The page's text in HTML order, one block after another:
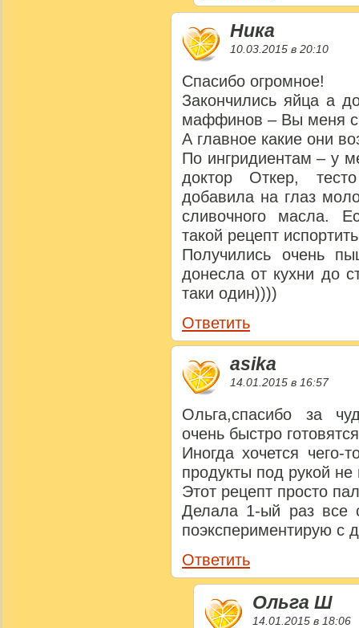
Ника
10.03.2015 в 20:10
Спасибо огромное!
Закончились яйца а
маффинов – Вы меня
А главное какие они
По ингридиентам – у
доктор Откер,
добавила на глаз
сливочного масла.
такой рецепт
Получились очень
донесла от кухни до
таки один))))
Ответить
asika
14.01.2015 в 16:57
Ольга,спасибо за
очень быстро готовятся
Иногда хочется
продукты под рукой
Этот рецепт просто
Делала 1-ый раз все
поэкспериментирую с
Ответить
Ольга Ш
14.01.2015 в 18:06